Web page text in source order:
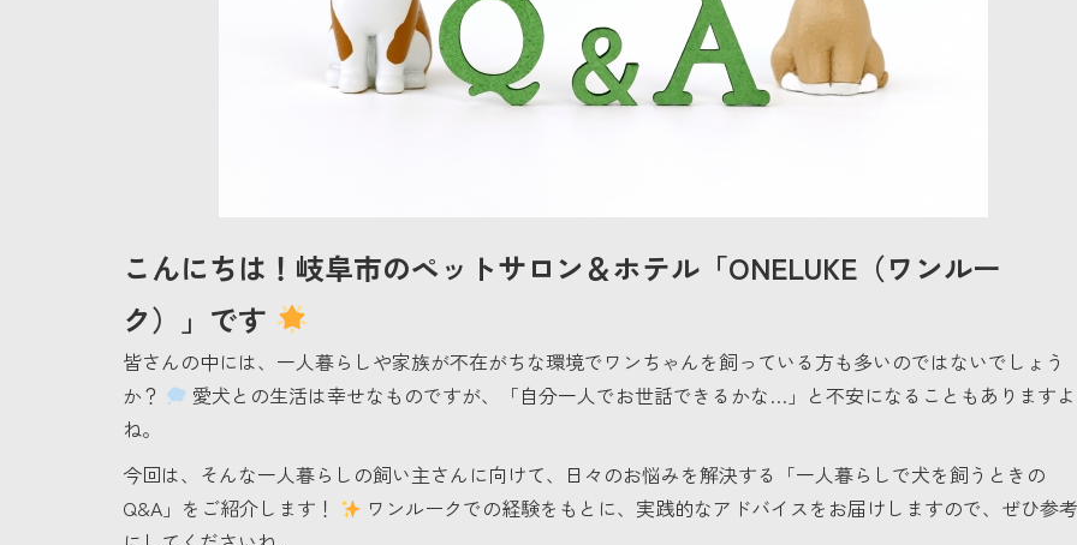
こんにちは！岐阜市のペットサロン＆ホテル「ONELUKE（ワンルー
ク）」です
皆さんの中には、一人暮らしや家族が不在がちな環境でワンちゃんを飼っている方も多いのではないでしょう
か？
愛犬との生活は幸せなものですが、「自分一人でお世話できるかな…」と不安になることもありますよ
ね。
今回は、そんな一人暮らしの飼い主さんに向けて、日々のお悩みを解決する「一人暮らしで犬を飼うときの
Q&A」をご紹介します！
ワンルークでの経験をもとに、実践的なアドバイスをお届けしますので、ぜひ参考